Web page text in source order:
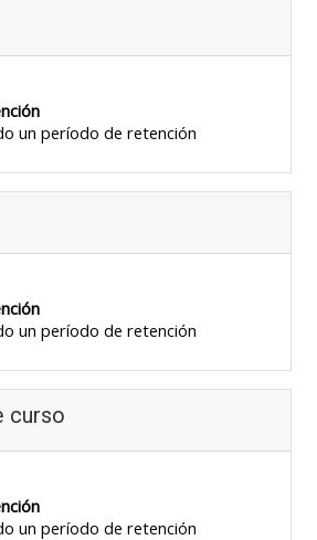
un período de retención
un período de retención
curso
un período de retención